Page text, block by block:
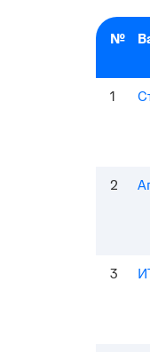
№
1
2
3